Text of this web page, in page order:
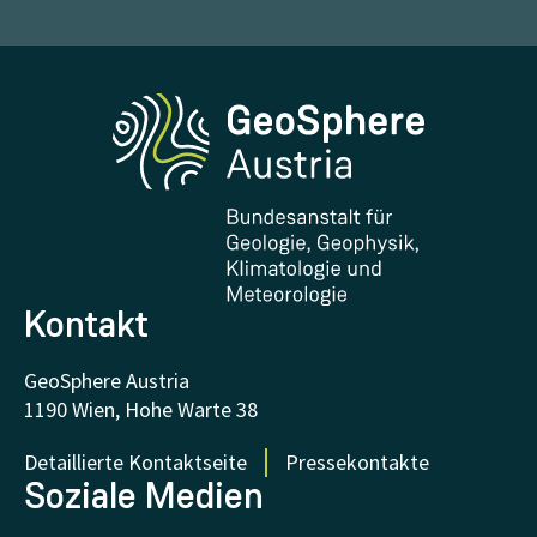
Medien
Kontakt und Besuch
Forschung und Kooperationen
Downloads
Zertifikate und Auszeichnungen
FAQ - Häufig gestellte Fragen
Forschung unterstützen
Erdbeben melden
Phenowatch.at
Kontakt
GeoSphere Austria
1190 Wien, Hohe Warte 38
Detaillierte Kontaktseite
Pressekontakte
Soziale Medien